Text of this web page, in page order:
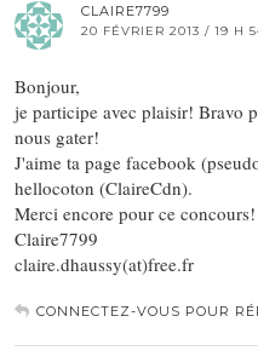
CLAIRE7799
20 FÉVRIER 2013 / 19 H
Bonjour,
je participe avec plaisir! Bravo
nous gater!
J'aime ta page facebook
hellocoton (ClaireCdn).
Merci encore pour ce
Claire7799
claire.dhaussy(at)free.fr
CONNECTEZ-VOUS POUR